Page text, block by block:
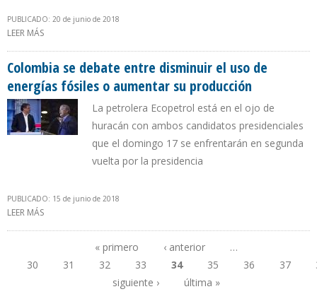
PUBLICADO: 20 de junio de 2018
LEER MÁS
Colombia se debate entre disminuir el uso de
energías fósiles o aumentar su producción
La petrolera Ecopetrol está en el ojo de
huracán con ambos candidatos presidenciales
que el domingo 17 se enfrentarán en segunda
vuelta por la presidencia
PUBLICADO: 15 de junio de 2018
LEER MÁS
Páginas
« primero ‹ anterior
…
30
31 32 33 34 35 36 37
siguiente ›
última »